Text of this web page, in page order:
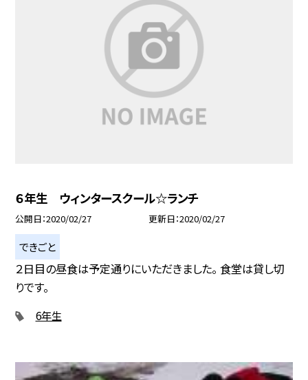
６年生 ウィンタースクール☆ランチ
公開日 2020/02/27 更新日 2020/02/27
できごと
２日目の昼食は予定通りにいただきました。 食堂は貸し切
りです。
6年生